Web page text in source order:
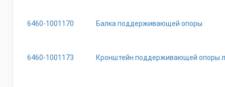
6460-1001170 Балка поддерживающей опоры
6460-1001173 Кронштейн поддерживающей опоры